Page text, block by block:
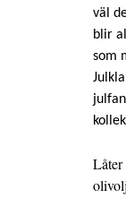
väl
blir
som
Låter